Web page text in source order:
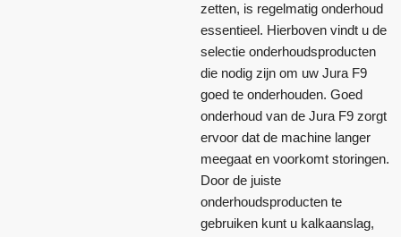
zetten, is regelmatig onderhoud
essentieel. Hierboven vindt u de
selectie onderhoudsproducten
die nodig zijn om uw Jura F9
goed te onderhouden. Goed
onderhoud van de Jura F9 zorgt
ervoor dat de machine langer
meegaat en voorkomt storingen.
Door de juiste
onderhoudsproducten te
gebruiken kunt u kalkaanslag,